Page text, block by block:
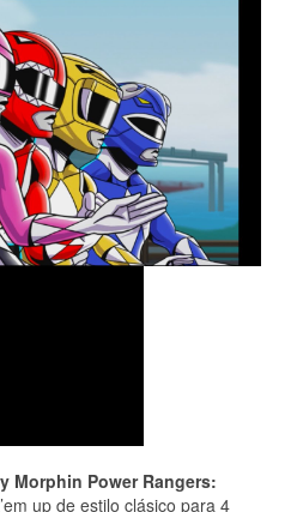
Morphin Power Rangers:
up de estilo clásico para 4